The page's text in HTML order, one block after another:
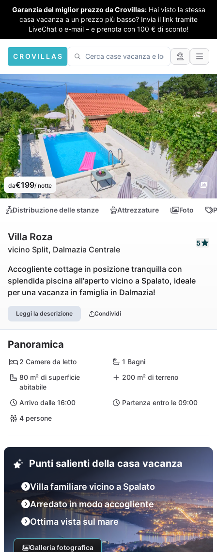
Garanzia del miglior prezzo da Crovillas: Hai visto la stessa
casa vacanza a un prezzo più basso? Invia il link tramite
LiveChat o e-mail – e prenota con 100 € di sconto!
CROVILLAS
da€199/ notte
Distribuzione delle stanze Attrezzature Foto
Villa Roza
vicino Split, Dalmazia Centrale
5
Accogliente cottage in posizione tranquilla con
splendida piscina all'aperto vicino a Spalato, ideale
per una vacanza in famiglia in Dalmazia!
Leggi la descrizione Condividi
Panoramica
2 Camere da letto
1 Bagni
80 m² di superficie
abitabile
200 m² di terreno
Arrivo dalle 16:00
Partenza entro le 09:00
4 persone
Punti salienti della casa vacanza
Villa familiare vicino a Spalato
Arredato in modo accogliente
Ottima vista sul mare
Galleria fotografica